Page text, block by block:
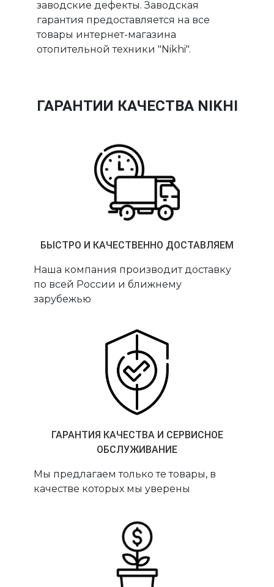
заводские дефекты. Заводская
гарантия предоставляется на все
товары интернет-магазина
отопительной техники "Nikhi".
ГАРАНТИИ КАЧЕСТВА NIKHI
БЫСТРО И КАЧЕСТВЕННО ДОСТАВЛЯЕМ
Наша компания производит доставку
по всей России и ближнему
зарубежью
ГАРАНТИЯ КАЧЕСТВА И СЕРВИСНОЕ
ОБСЛУЖИВАНИЕ
Мы предлагаем только те товары, в
качестве которых мы уверены